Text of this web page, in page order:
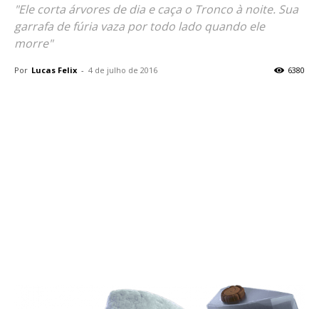
"Ele corta árvores de dia e caça o Tronco à noite. Sua
garrafa de fúria vaza por todo lado quando ele
morre"
Por Lucas Felix - 4 de julho de 2016 6380